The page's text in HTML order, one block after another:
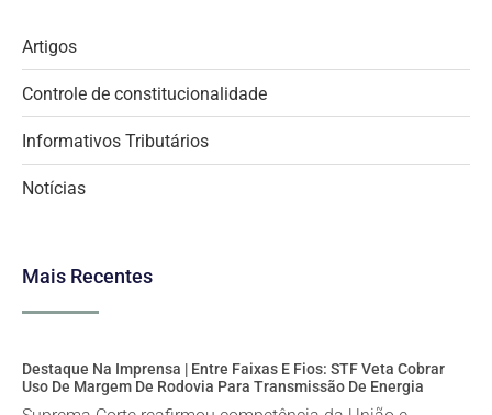
Artigos
Controle de constitucionalidade
Informativos Tributários
Notícias
Mais Recentes
Destaque Na Imprensa | Entre Faixas E Fios: STF Veta Cobrar
Uso De Margem De Rodovia Para Transmissão De Energia